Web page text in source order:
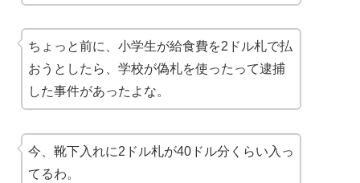
ちょっと前に、小学生が給食費を2ドル札で払
おうとしたら、学校が偽札を使ったって逮捕
した事件があったよな。
今、靴下入れに2ドル札が40ドル分くらい入っ
てるわ。